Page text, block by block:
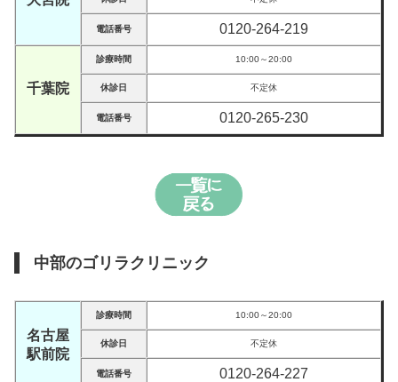
電話番号 0120-264-219
千葉院
診療時間 10:00～20:00
休診日 不定休
電話番号 0120-265-230
中部のゴリラクリニック
名古屋
駅前院
診療時間 10:00～20:00
休診日 不定休
電話番号 0120-264-227